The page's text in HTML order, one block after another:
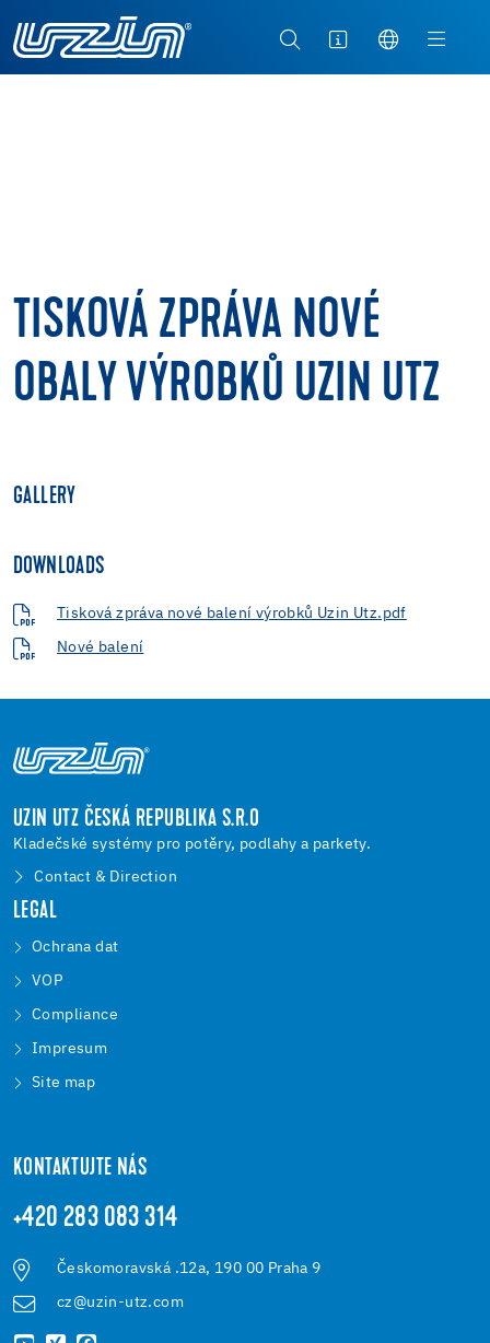
TISKOVÁ ZPRÁVA NOVÉ
OBALY VÝROBKŮ UZIN UTZ
GALLERY
DOWNLOADS
Tisková zpráva nové balení výrobků Uzin Utz.pdf
Nové balení
UZIN UTZ ČESKÁ REPUBLIKA S.R.O
Kladečské systémy pro potěry, podlahy a parkety.
Contact & Direction
LEGAL
Ochrana dat
VOP
Compliance
Impresum
Site map
KONTAKTUJTE NÁS
+420 283 083 314
Českomoravská .12a, 190 00 Praha 9
cz@uzin-utz.com